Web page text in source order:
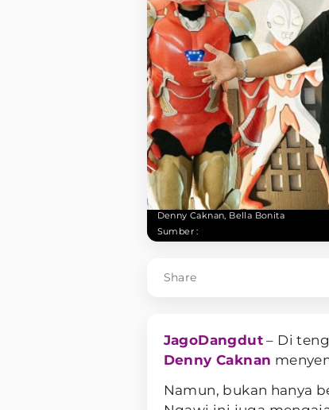
Denny Caknan, Bella Bonita
Sumber :
Share
JagoDangdut– Di
Denny Caknan
Namun, bukan hanya